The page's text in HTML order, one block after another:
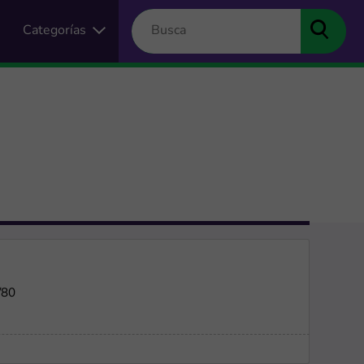
Categorías